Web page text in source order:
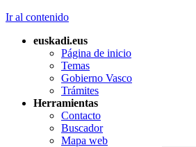
Ir al contenido
euskadi.eus
Página de inicio
Temas
Gobierno Vasco
Trámites
Herramientas
Contacto
Buscador
Mapa web